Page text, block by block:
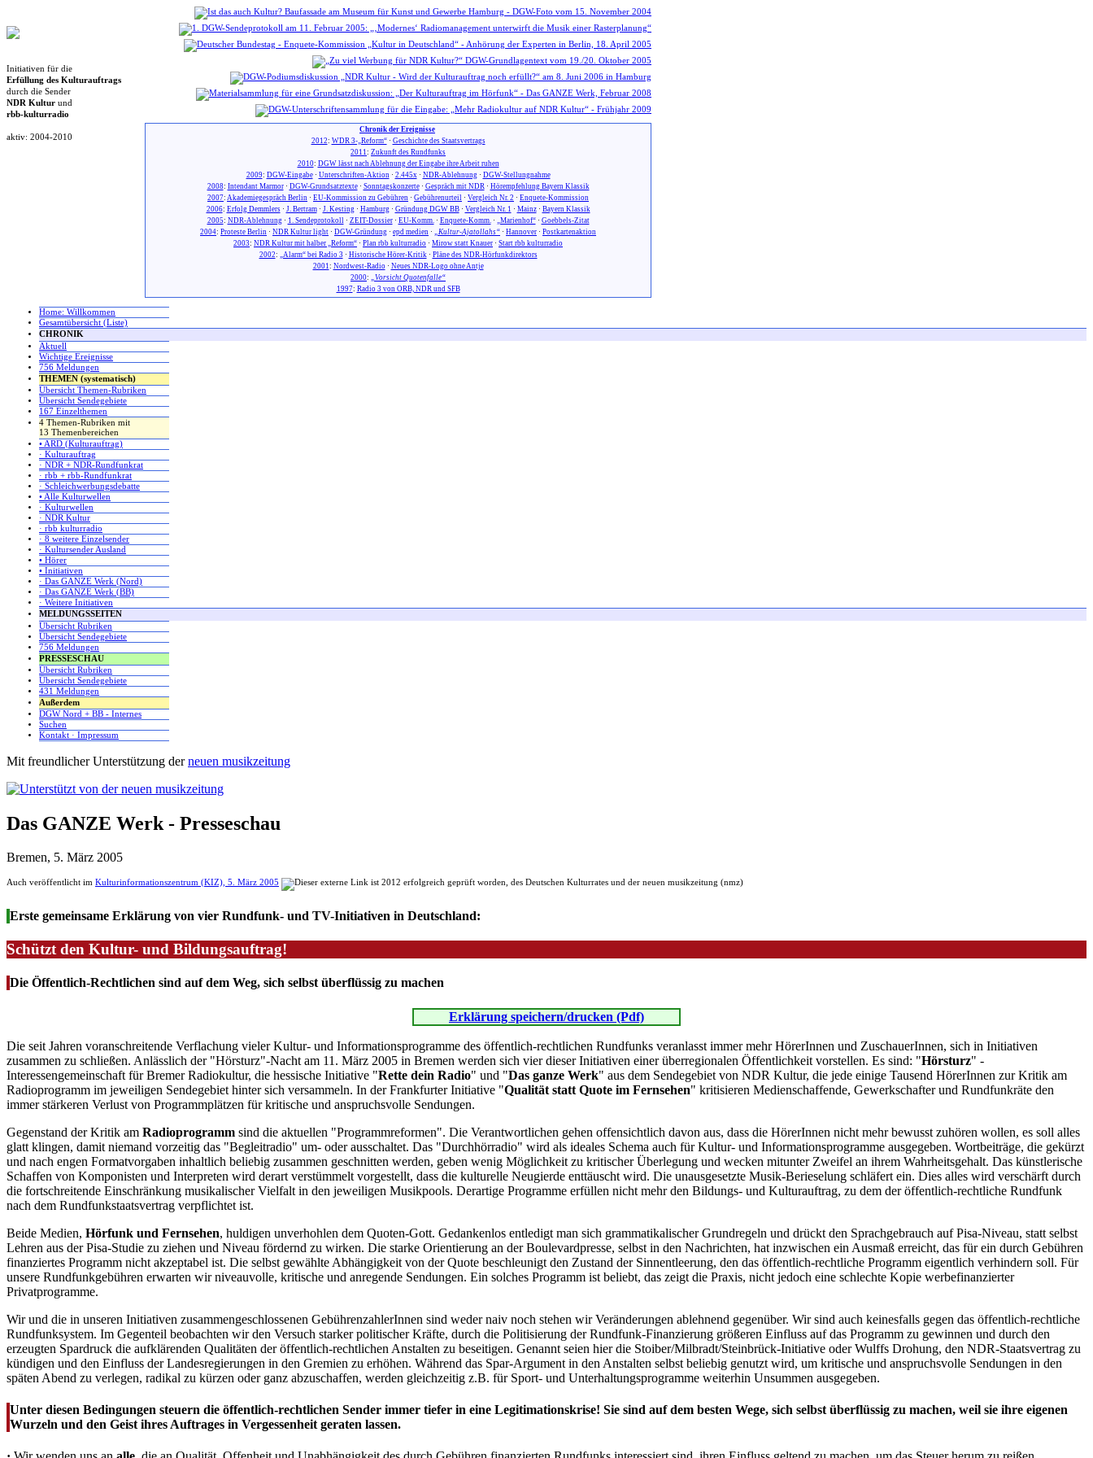
Initiativen für die
Erfüllung des Kulturauftrags
durch die Sender
NDR Kultur und
rbb-kulturradio
aktiv: 2004-2010
Chronik der Ereignisse
2012: WDR 3-„Reform“· Geschichte des Staatsvertrags
2011: Zukunft des Rundfunks
2010: DGW lässt nach Ablehnung der Eingabe ihre Arbeit ruhen
2009: DGW-Eingabe· Unterschriften-Aktion· 2.445x· NDR-Ablehnung· DGW-Stellungnahme
2008: Intendant Marmor· DGW-Grundsatztexte· Sonntagskonzerte· Gespräch mit NDR· Hörempfehlung Bayern Klassik
2007: Akademiegespräch Berlin · EU-Kommission zu Gebühren · Gebührenurteil · Vergleich Nr. 2 · Enquete-Kommission
2006: Erfolg Demmlers· J. Bertram· J. Kesting· Hamburg· Gründung DGW BB· Vergleich Nr. 1 · Mainz· Bayern Klassik
2005: NDR-Ablehnung· 1. Sendeprotokoll· ZEIT-Dossier· EU-Komm.· Enquete-Komm.· „Marienhof“· Goebbels-Zitat
2004: Proteste Berlin · NDR Kultur light · DGW-Gründung · epd medien · „Kultur-Ajatollahs“ · Hannover · Postkartenaktion
2003: NDR Kultur mit halber „Reform“ · Plan rbb kulturradio · Mirow statt Knauer · Start rbb kulturradio
2002: „Alarm“ bei Radio 3 · Historische Hörer-Kritik· Pläne des NDR-Hörfunkdirektors
2001: Nordwest-Radio· Neues NDR-Logo ohne Antje
2000: „Vorsicht Quotenfalle“
1997: Radio 3 von ORB, NDR und SFB
Home: Willkommen
Gesamtübersicht (Liste)
CHRONIK
Aktuell
Wichtige Ereignisse
756 Meldungen
THEMEN (systematisch)
Übersicht Themen-Rubriken
Übersicht Sendegebiete
167 Einzelthemen
4 Themen-Rubriken mit
13 Themenbereichen
• ARD (Kulturauftrag)
· Kulturauftrag
· NDR + NDR-Rundfunkrat
· rbb + rbb-Rundfunkrat
· Schleichwerbungsdebatte
• Alle Kulturwellen
· Kulturwellen
· NDR Kultur
· rbb kulturradio
· 8 weitere Einzelsender
· Kultursender Ausland
• Hörer
• Initiativen
· Das GANZE Werk (Nord)
· Das GANZE Werk (BB)
· Weitere Initiativen
MELDUNGSSEITEN
Übersicht Rubriken
Übersicht Sendegebiete
756 Meldungen
PRESSESCHAU
Übersicht Rubriken
Übersicht Sendegebiete
431 Meldungen
Außerdem
DGW Nord + BB - Internes
Suchen
Kontakt · Impressum
Mit freundlicher Unterstützung derneuen musikzeitung
Das GANZE Werk - Presseschau
Bremen, 5. März 2005
Auch veröffentlicht im Kulturinformationszentrum (KIZ), 5. März 2005 , des Deutschen Kulturrates und der neuen musikzeitung (nmz)
Erste gemeinsame Erklärung von vier Rundfunk- und TV-Initiativen in Deutschland:
Schützt den Kultur- und Bildungsauftrag!
Die Öffentlich-Rechtlichen sind auf dem Weg, sich selbst überflüssig zu machen
Erklärung speichern/drucken (Pdf)
Die seit Jahren voranschreitende Verflachung vieler Kultur- und Informationsprogramme des öffentlich-rechtlichen Rundfunks veranlasst immer mehr HörerInnen und ZuschauerInnen, sich in Initiativen
zusammen zu schließen. Anlässlich der "Hörsturz"-Nacht am 11. März 2005 in Bremen werden sich vier dieser Initiativen einer überregionalen Öffentlichkeit vorstellen. Es sind: "Hörsturz" -
Interessengemeinschaft für Bremer Radiokultur, die hessische Initiative "Rette dein Radio" und "Das ganze Werk" aus dem Sendegebiet von NDR Kultur, die jede einige Tausend HörerInnen zur Kritik am
Radioprogramm im jeweiligen Sendegebiet hinter sich versammeln. In der Frankfurter Initiative "Qualität statt Quote im Fernsehen" kritisieren Medienschaffende, Gewerkschafter und Rundfunkräte den
immer stärkeren Verlust von Programmplätzen für kritische und anspruchsvolle Sendungen.
Gegenstand der Kritik am Radioprogramm sind die aktuellen "Programmreformen". Die Verantwortlichen gehen offensichtlich davon aus, dass die HörerInnen nicht mehr bewusst zuhören wollen, es soll alles
glatt klingen, damit niemand vorzeitig das "Begleitradio" um- oder ausschaltet. Das "Durchhörradio" wird als ideales Schema auch für Kultur- und Informationsprogramme ausgegeben. Wortbeiträge, die gekürzt
und nach engen Formatvorgaben inhaltlich beliebig zusammen geschnitten werden, geben wenig Möglichkeit zu kritischer Überlegung und wecken mitunter Zweifel an ihrem Wahrheitsgehalt. Das künstlerische
Schaffen von Komponisten und Interpreten wird derart verstümmelt vorgestellt, dass die kulturelle Neugierde enttäuscht wird. Die unausgesetzte Musik-Berieselung schläfert ein. Dies alles wird verschärft durch
die fortschreitende Einschränkung musikalischer Vielfalt in den jeweiligen Musikpools. Derartige Programme erfüllen nicht mehr den Bildungs- und Kulturauftrag, zu dem der öffentlich-rechtliche Rundfunk
nach dem Rundfunkstaatsvertrag verpflichtet ist.
Beide Medien, Hörfunk und Fernsehen, huldigen unverhohlen dem Quoten-Gott. Gedankenlos entledigt man sich grammatikalischer Grundregeln und drückt den Sprachgebrauch auf Pisa-Niveau, statt selbst
Lehren aus der Pisa-Studie zu ziehen und Niveau fördernd zu wirken. Die starke Orientierung an der Boulevardpresse, selbst in den Nachrichten, hat inzwischen ein Ausmaß erreicht, das für ein durch Gebühren
finanziertes Programm nicht akzeptabel ist. Die selbst gewählte Abhängigkeit von der Quote beschleunigt den Zustand der Sinnentleerung, den das öffentlich-rechtliche Programm eigentlich verhindern soll. Für
unsere Rundfunkgebühren erwarten wir niveauvolle, kritische und anregende Sendungen. Ein solches Programm ist beliebt, das zeigt die Praxis, nicht jedoch eine schlechte Kopie werbefinanzierter
Privatprogramme.
Wir und die in unseren Initiativen zusammengeschlossenen GebührenzahlerInnen sind weder naiv noch stehen wir Veränderungen ablehnend gegenüber. Wir sind auch keinesfalls gegen das öffentlich-rechtliche
Rundfunksystem. Im Gegenteil beobachten wir den Versuch starker politischer Kräfte, durch die Politisierung der Rundfunk-Finanzierung größeren Einfluss auf das Programm zu gewinnen und durch den
erzeugten Spardruck die aufklärenden Qualitäten der öffentlich-rechtlichen Anstalten zu beseitigen. Genannt seien hier die Stoiber/Milbradt/Steinbrück-Initiative oder Wulffs Drohung, den NDR-Staatsvertrag zu
kündigen und den Einfluss der Landesregierungen in den Gremien zu erhöhen. Während das Spar-Argument in den Anstalten selbst beliebig genutzt wird, um kritische und anspruchsvolle Sendungen in den
späten Abend zu verlegen, radikal zu kürzen oder ganz abzuschaffen, werden gleichzeitig z.B. für Sport- und Unterhaltungsprogramme weiterhin Unsummen ausgegeben.
Unter diesen Bedingungen steuern die öffentlich-rechtlichen Sender immer tiefer in eine Legitimationskrise! Sie sind auf dem besten Wege, sich selbst überflüssig zu machen, weil sie ihre eigenen
Wurzeln und den Geist ihres Auftrages in Vergessenheit geraten lassen.